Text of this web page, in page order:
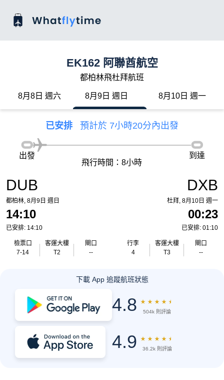
EK162 阿聯酋航空
都柏林飛杜拜航班
8月8日 週六 8月9日 週日 8月10日 週一
已安排 預計於 7小時20分內出發
DUB
都柏林, 8月9日 週日
14:10
已安排: 14:10
檢票口
7-14
客運大樓
T2
閘口
--
出發
飛行時間：8小時
到達
DXB
杜拜, 8月10日 週一
00:23
已安排: 01:10
行李
4
客運大樓
T3
閘口
--
下載 App 追蹤航班狀態
4.8 ★ ★ ★ ★ ★
504k 則評論
4.9 ★ ★ ★ ★ ★
36.2k 則評論